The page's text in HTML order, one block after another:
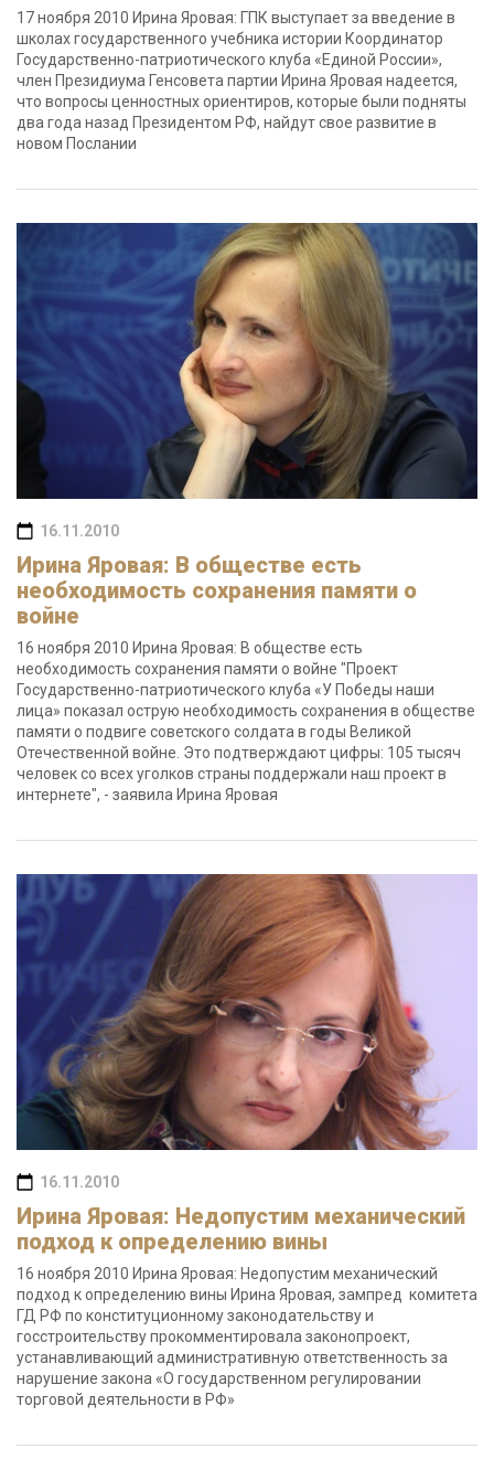
17 ноября 2010 Ирина Яровая: ГПК выступает за введение в
школах государственного учебника истории Координатор
Государственно-патриотического клуба «Единой России»,
член Президиума Генсовета партии Ирина Яровая надеется,
что вопросы ценностных ориентиров, которые были подняты
два года назад Президентом РФ, найдут свое развитие в
новом Послании
16.11.2010
Ирина Яровая: В обществе есть
необходимость сохранения памяти о
войне
16 ноября 2010 Ирина Яровая: В обществе есть
необходимость сохранения памяти о войне "Проект
Государственно-патриотического клуба «У Победы наши
лица» показал острую необходимость сохранения в обществе
памяти о подвиге советского солдата в годы Великой
Отечественной войне. Это подтверждают цифры: 105 тысяч
человек со всех уголков страны поддержали наш проект в
интернете", - заявила Ирина Яровая
16.11.2010
Ирина Яровая: Недопустим механический
подход к определению вины
16 ноября 2010 Ирина Яровая: Недопустим механический
подход к определению вины Ирина Яровая, зампред комитета
ГД РФ по конституционному законодательству и
госстроительству прокомментировала законопроект,
устанавливающий административную ответственность за
нарушение закона «О государственном регулировании
торговой деятельности в РФ»